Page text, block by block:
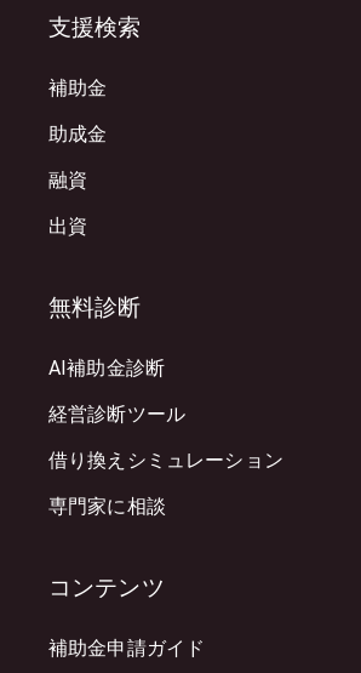
支援検索
補助金
助成金
融資
出資
無料診断
AI補助金診断
経営診断ツール
借り換えシミュレーション
専門家に相談
コンテンツ
補助金申請ガイド